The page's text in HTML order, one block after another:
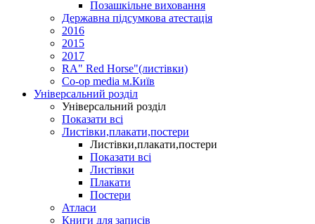
Позашкільне виховання
Державна підсумкова атестація
2016
2015
2017
RA" Red Horse"(листівки)
Co-op media м.Київ
Універсальний розділ
Універсальний розділ
Показати всі
Листівки,плакати,постери
Листівки,плакати,постери
Показати всі
Листівки
Плакати
Постери
Атласи
Книги для записів